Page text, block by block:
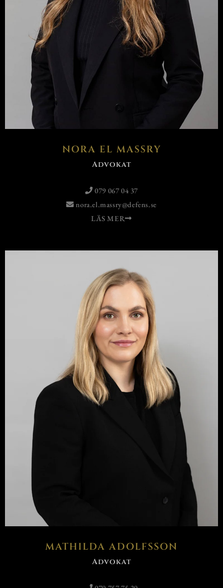
NORA EL MASSRY
Advokat
079 067 04 37
nora.el.massry@defens.se
LÄS MER
MATHILDA ADOLFSSON
Advokat